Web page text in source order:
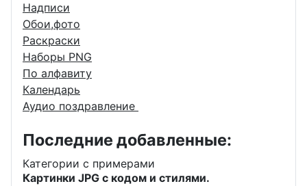
Надписи
Обои,фото
Раскраски
Наборы PNG
По алфавиту
Календарь
Аудио поздравление
Последние добавленные:
Категории с примерами
Картинки JPG с кодом и стилями.